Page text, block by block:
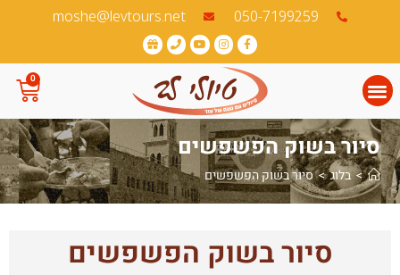
050-7199259‏
moshe@levtours.net
0
סיור בשוק הפשפשים
> בלוג > סיור בשוק הפשפשים
סיור בשוק הפשפשים